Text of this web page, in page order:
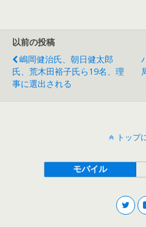
以前の投稿
嶋岡健治氏、朝日健太郎
氏、荒木田裕子氏ら19名、理
事に選出される
トップ
モバイル